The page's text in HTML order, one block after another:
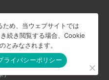
）
ため、当ウェブサイトでは
続き閲覧する場合、Cookie
とみなされます。
ライバシーポリシー